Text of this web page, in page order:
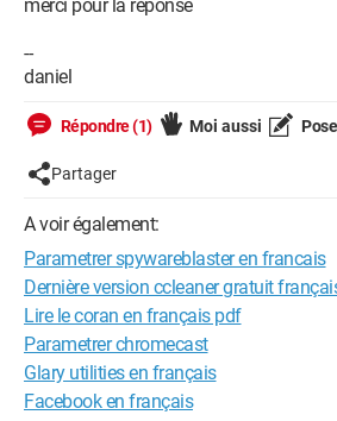
merci pour la réponse
--
daniel
Répondre (1) Moi aussi
Partager
A voir également:
Parametrer spywareblaster en francais
Dernière version ccleaner gratuit
Lire le coran en français pdf
Parametrer chromecast
Glary utilities en français
Facebook en français